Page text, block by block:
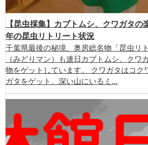
【昆虫採集】カブトムシ、クワガタの
年の昆虫リトリート状況
千葉県最後の秘境、奥房総名物「昆虫リ
（みどりマン）も連日カブトムシ、クワ
物をゲットしています。 クワガタはコク
ガタをゲット、深い山にいるミ...